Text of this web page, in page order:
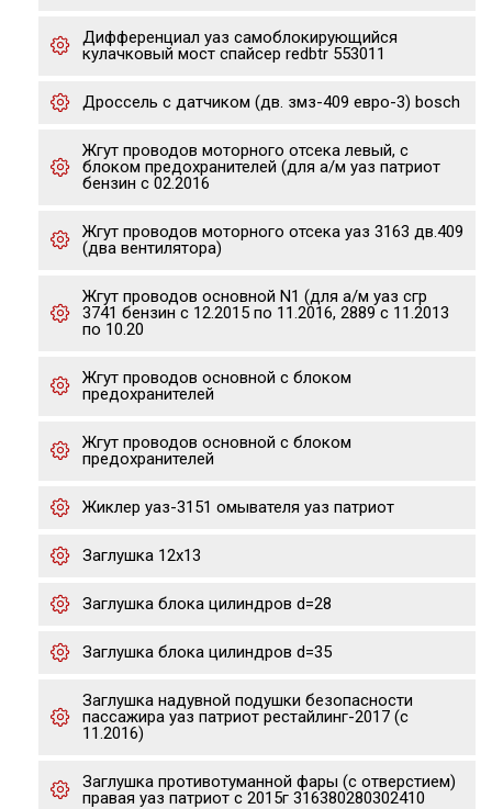
Дифференциал уаз самоблокирующийся
кулачковый мост спайсер redbtr 553011
Дроссель с датчиком (дв. змз-409 евро-3) bosch
Жгут проводов моторного отсека левый, с
блоком предохранителей (для а/м уаз патриот
бензин с 02.2016
Жгут проводов моторного отсека уаз 3163 дв.409
(два вентилятора)
Жгут проводов основной N1 (для а/м уаз сгр
3741 бензин с 12.2015 по 11.2016, 2889 с 11.2013
по 10.20
Жгут проводов основной с блоком
предохранителей
Жгут проводов основной с блоком
предохранителей
Жиклер уаз-3151 омывателя уаз патриот
Заглушка 12х13
Заглушка блока цилиндров d=28
Заглушка блока цилиндров d=35
Заглушка надувной подушки безопасности
пассажира уаз патриот рестайлинг-2017 (с
11.2016)
Заглушка противотуманной фары (с отверстием)
правая уаз патриот с 2015г 316380280302410